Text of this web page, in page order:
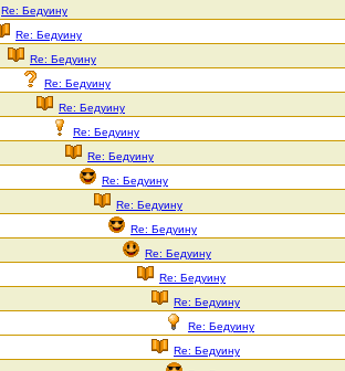
Re: Бедуину
Re: Бедуину
Re: Бедуину
Re: Бедуину
Re: Бедуину
Re: Бедуину
Re: Бедуину
Re: Бедуину
Re: Бедуину
Re: Бедуину
Re: Бедуину
Re: Бедуину
Re: Бедуину
Re: Бедуину
Re: Бедуину